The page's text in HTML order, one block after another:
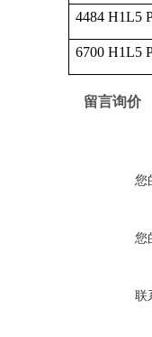
4484 H1L5
6700 H1L5
留言询价
您
您
联